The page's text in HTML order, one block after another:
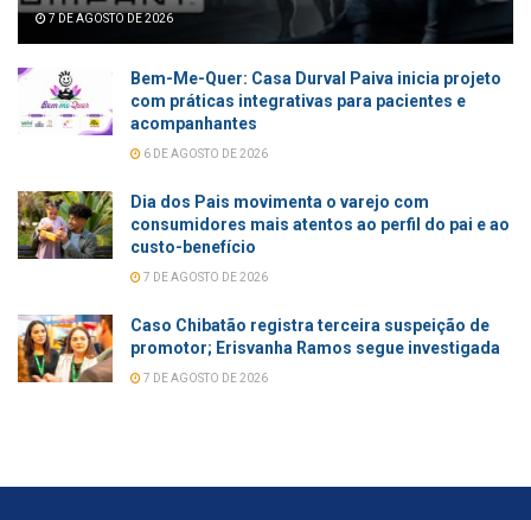
7 DE AGOSTO DE 2026
Bem-Me-Quer: Casa Durval Paiva inicia projeto
com práticas integrativas para pacientes e
acompanhantes
6 DE AGOSTO DE 2026
Dia dos Pais movimenta o varejo com
consumidores mais atentos ao perfil do pai e ao
custo-benefício
7 DE AGOSTO DE 2026
Caso Chibatão registra terceira suspeição de
promotor; Erisvanha Ramos segue investigada
7 DE AGOSTO DE 2026